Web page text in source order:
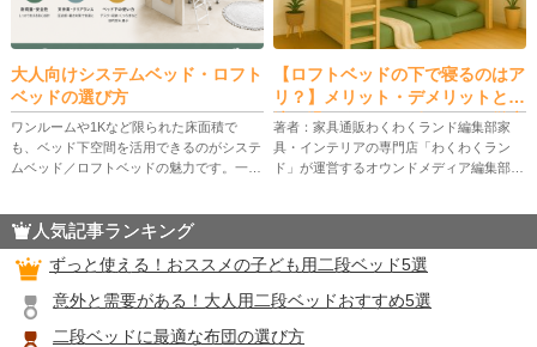
大人向けシステムベッド・ロフト
ベッドの選び方
ワンルームや1Kなど限られた床面積で
も、ベッド下空間を活用できるのがシステ
ムベッド／ロフトベッドの魅力です。一方
【ロフトベッドの下で寝るのはア
リ？】メリット・デメリットと快
適に過ごすためのポイントを徹底
解説
著者：家具通販わくわくランド編集部家
具・インテリアの専門店「わくわくラン
ド」が運営するオウンドメディア編集部。
人気記事ランキング
ずっと使える！おススメの子ども用二段ベッド5選
意外と需要がある！大人用二段ベッドおすすめ5選
二段ベッドに最適な布団の選び方